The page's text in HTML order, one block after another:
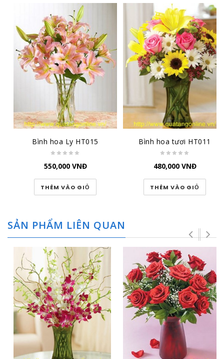
Bình hoa Ly HT015
550,000 VNĐ
THÊM VÀO GIỎ
Bình hoa tươi HT011
480,000 VNĐ
THÊM VÀO GIỎ
SẢN PHẨM LIÊN QUAN